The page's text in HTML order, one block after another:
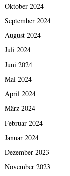
Oktober 2024
September 2024
August 2024
Juli 2024
Juni 2024
Mai 2024
April 2024
März 2024
Februar 2024
Januar 2024
Dezember 2023
November 2023